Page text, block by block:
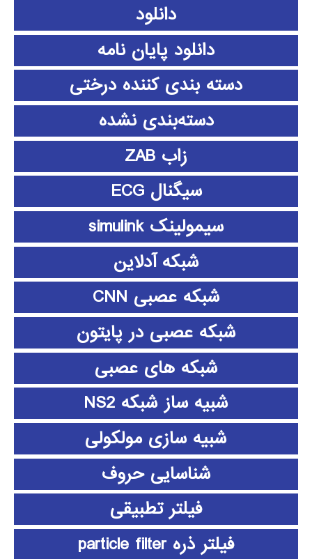
دانلود
دانلود پايان نامه
دسته بندی کننده درختی
دسته‌بندی نشده
زاب ZAB
سیگنال ECG
سیمولینک simulink
شبکه آدلاین
شبکه عصبی CNN
شبکه عصبی در پایتون
شبکه های عصبی
شبیه ساز شبکه NS2
شبیه سازی مولکولی
شناسایی حروف
فیلتر تطبیقی
فیلتر ذره particle filter